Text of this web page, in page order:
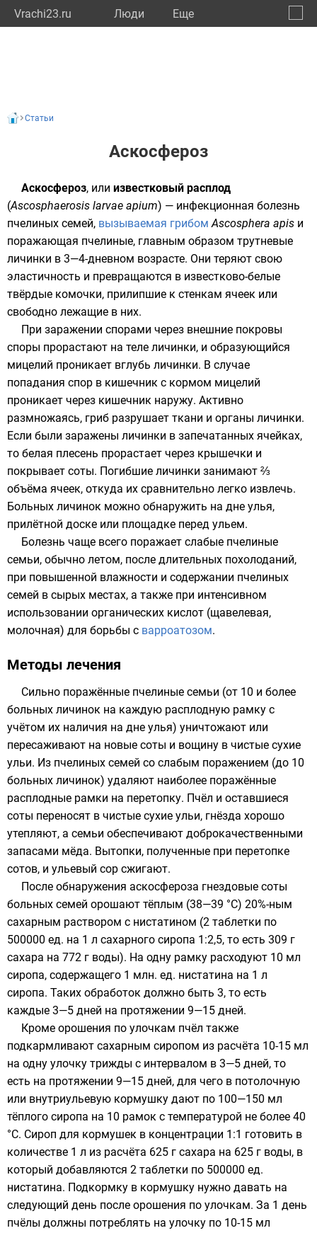
Vrachi23.ru Люди Eще
Статьи
Аскосфероз
Аскосфероз, или известковый расплод
(Ascosphaerosis larvae apium) — инфекционная болезнь
пчелиных семей, вызываемая грибом Ascosphera apis и
поражающая пчелиные, главным образом трутневые
личинки в 3—4-дневном возрасте. Они теряют свою
эластичность и превращаются в известково-белые
твёрдые комочки, прилипшие к стенкам ячеек или
свободно лежащие в них.
При заражении спорами через внешние покровы
споры прорастают на теле личинки, и образующийся
мицелий проникает вглубь личинки. В случае
попадания спор в кишечник с кормом мицелий
проникает через кишечник наружу. Активно
размножаясь, гриб разрушает ткани и органы личинки.
Если были заражены личинки в запечатанных ячейках,
то белая плесень прорастает через крышечки и
покрывает соты. Погибшие личинки занимают ⅔
объёма ячеек, откуда их сравнительно легко извлечь.
Больных личинок можно обнаружить на дне улья,
прилётной доске или площадке перед ульем.
Болезнь чаще всего поражает слабые пчелиные
семьи, обычно летом, после длительных похолоданий,
при повышенной влажности и содержании пчелиных
семей в сырых местах, а также при интенсивном
использовании органических кислот (щавелевая,
молочная) для борьбы с варроатозом.
Методы лечения
Сильно поражённые пчелиные семьи (от 10 и более
больных личинок на каждую расплодную рамку с
учётом их наличия на дне улья) уничтожают или
пересаживают на новые соты и вощину в чистые сухие
ульи. Из пчелиных семей со слабым поражением (до 10
больных личинок) удаляют наиболее поражённые
расплодные рамки на перетопку. Пчёл и оставшиеся
соты переносят в чистые сухие ульи, гнёзда хорошо
утепляют, а семьи обеспечивают доброкачественными
запасами мёда. Вытопки, полученные при перетопке
сотов, и ульевый сор сжигают.
После обнаружения аскосфероза гнездовые соты
больных семей орошают тёплым (38—39 °C) 20%-ным
сахарным раствором с нистатином (2 таблетки по
500000 ед. на 1 л сахарного сиропа 1:2,5, то есть 309 г
сахара на 772 г воды). На одну рамку расходуют 10 мл
сиропа, содержащего 1 млн. ед. нистатина на 1 л
сиропа. Таких обработок должно быть 3, то есть
каждые 3—5 дней на протяжении 9—15 дней.
Кроме орошения по улочкам пчёл также
подкармливают сахарным сиропом из расчёта 10-15 мл
на одну улочку трижды с интервалом в 3—5 дней, то
есть на протяжении 9—15 дней, для чего в потолочную
или внутриульевую кормушку дают по 100—150 мл
тёплого сиропа на 10 рамок с температурой не более 40
°C. Сироп для кормушек в концентрации 1:1 готовить в
количестве 1 л из расчёта 625 г сахара на 625 г воды, в
который добавляются 2 таблетки по 500000 ед.
нистатина. Подкормку в кормушку нужно давать на
следующий день после орошения по улочкам. За 1 день
пчёлы должны потреблять на улочку по 10-15 мл